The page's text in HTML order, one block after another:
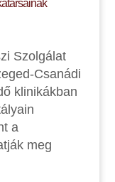
Szolgálat
Csanádi
klinikákban
a
meg